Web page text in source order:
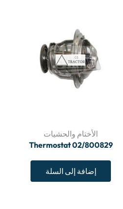
الأختام والحشيات
Thermostat 02/800829
إضافة إلى السلة